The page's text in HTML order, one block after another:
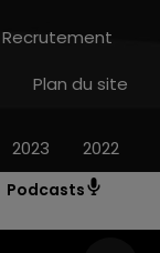
Podcasts
Recrutement
Plan du site
2023 2022